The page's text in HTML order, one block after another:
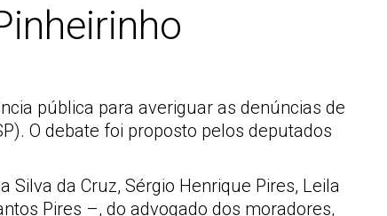
pública para averiguar as denúncias de
O debate foi proposto pelos deputados
da Cruz, Sérgio Henrique Pires, Leila
Pires –, do advogado dos moradores,